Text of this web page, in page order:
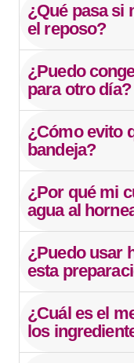
¿Qué pasa si
el reposo?
¿Puedo
para otro día?
¿Cómo evito
bandeja?
¿Por qué mi
agua al
¿Puedo usar
esta
¿Cuál es el
los